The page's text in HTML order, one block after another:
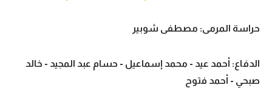
كويز في الجول
حراسة المرمى: مصطفى شوبير
الدفاع: أحمد عيد - محمد إسماعيل - حسام عبد المجيد - خالد
صبحي - أحمد فتوح